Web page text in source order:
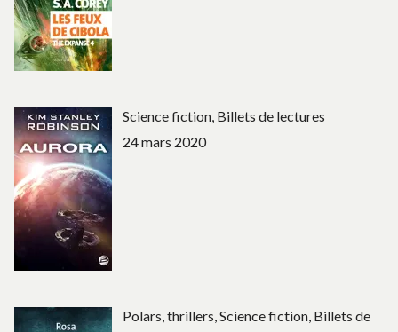
Science fiction, Billets de lectures
24 mars 2020
Polars, thrillers, Science fiction, Billets de